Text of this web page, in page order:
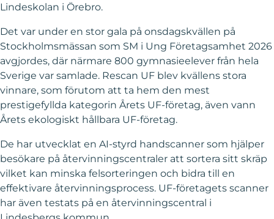
Lindeskolan i Örebro.
Det var under en stor gala på onsdagskvällen på
Stockholmsmässan som SM i Ung Företagsamhet 2026
avgjordes, där närmare 800 gymnasieelever från hela
Sverige var samlade. Rescan UF blev kvällens stora
vinnare, som förutom att ta hem den mest
prestigefyllda kategorin Årets UF-företag, även vann
Årets ekologiskt hållbara UF-företag.
De har utvecklat en AI-styrd handscanner som hjälper
besökare på återvinningscentraler att sortera sitt skräp
vilket kan minska felsorteringen och bidra till en
effektivare återvinningsprocess. UF-företagets scanner
har även testats på en återvinningscentral i